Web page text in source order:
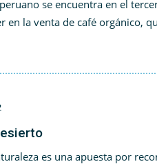
se encuentra en el
en la venta de café orgánico,
es una apuesta por